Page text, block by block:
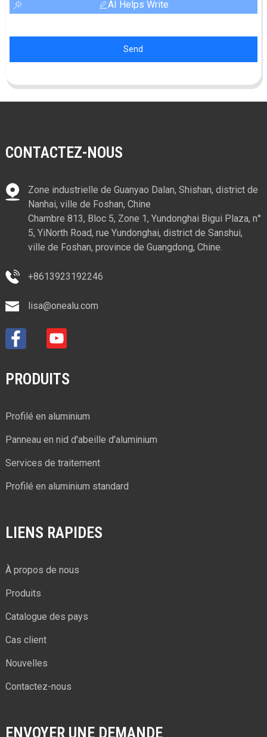
AI Helps Write
Send
CONTACTEZ-NOUS
Zone industrielle de Guanyao Dalan, Shishan, district de
Nanhai, ville de Foshan, Chine
Chambre 813, Bloc 5, Zone 1, Yundonghai Bigui Plaza, n°
5, YiNorth Road, rue Yundonghai, district de Sanshui,
ville de Foshan, province de Guangdong, Chine.
+8613923192246
lisa@onealu.com
PRODUITS
Profilé en aluminium
Panneau en nid d'abeille d'aluminium
Services de traitement
Profilé en aluminium standard
LIENS RAPIDES
À propos de nous
Produits
Catalogue des pays
Cas client
Nouvelles
Contactez-nous
ENVOYER UNE DEMANDE